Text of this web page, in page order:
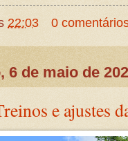
22:03 0
6 de maio de
e ajustes